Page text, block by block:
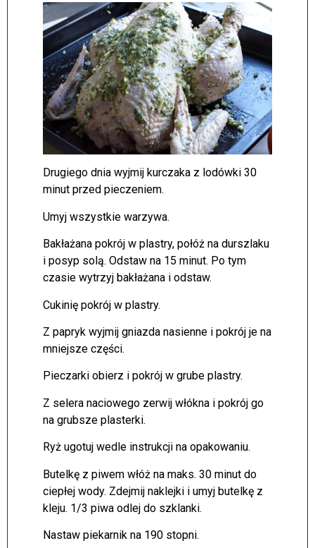
Drugiego dnia wyjmij kurczaka z lodówki 30
minut przed pieczeniem.
Umyj wszystkie warzywa.
Bakłażana pokrój w plastry, połóż na durszlaku
i posyp solą. Odstaw na 15 minut. Po tym
czasie wytrzyj bakłażana i odstaw.
Cukinię pokrój w plastry.
Z papryk wyjmij gniazda nasienne i pokrój je na
mniejsze części.
Pieczarki obierz i pokrój w grube plastry.
Z selera naciowego zerwij włókna i pokrój go
na grubsze plasterki.
Ryż ugotuj wedle instrukcji na opakowaniu.
Butelkę z piwem włóż na maks. 30 minut do
ciepłej wody. Zdejmij naklejki i umyj butelkę z
kleju. 1/3 piwa odlej do szklanki.
Nastaw piekarnik na 190 stopni.